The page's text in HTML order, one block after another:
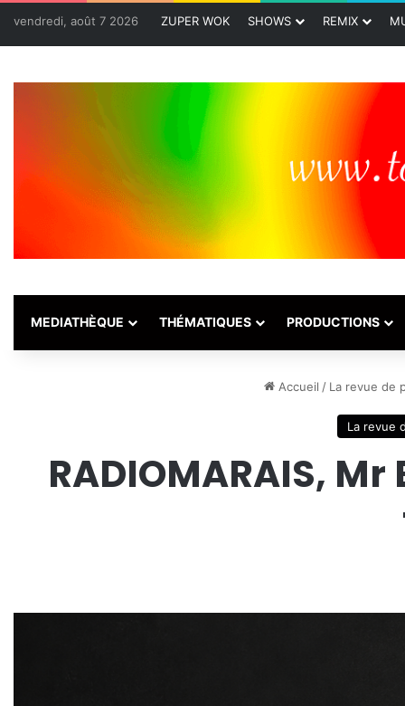
vendredi, août 7 2026 ZUPER WOK SHOWS REMIX
MEDIATHÈQUE THÉMATIQUES PRODUCTIONS
Accueil / La revue de
La revue
RADIOMARAIS,